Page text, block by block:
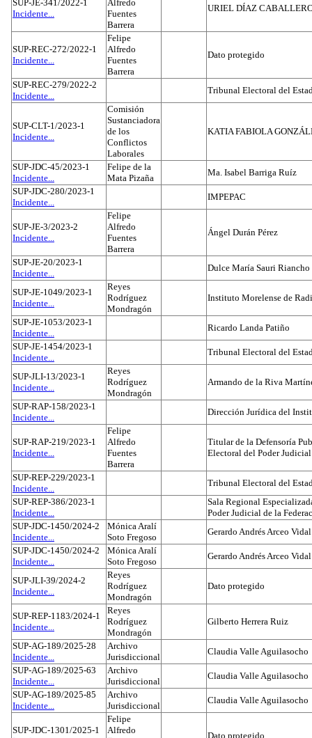
SUP-JE-341/2022-1
Incidente...
Alfredo
Fuentes
Barrera
URIEL DÍAZ
SUP-REC-272/2022-1
Incidente...
Felipe
Alfredo
Fuentes
Barrera
Dato protegido
SUP-REC-279/2022-2
Incidente...
Tribunal Electoral del
SUP-CLT-1/2023-1
Incidente...
Comisión
Sustanciadora
de los
Conflictos
Laborales
KATIA FABIOLA
SUP-JDC-45/2023-1
Incidente...
Felipe de la
Mata Pizaña
Ma. Isabel Barriga Ruíz
SUP-JDC-280/2023-1
Incidente...
IMPEPAC
SUP-JE-3/2023-2
Incidente...
Felipe
Alfredo
Fuentes
Barrera
Ángel Durán Pérez
SUP-JE-20/2023-1
Incidente...
Dulce María Sauri
SUP-JE-1049/2023-1
Incidente...
Reyes
Rodríguez
Mondragón
Instituto Morelense de
SUP-JE-1053/2023-1
Incidente...
Ricardo Landa Patiño
SUP-JE-1454/2023-1
Incidente...
Tribunal Electoral del
SUP-JLI-13/2023-1
Incidente...
Reyes
Rodríguez
Mondragón
Armando de la Riva
SUP-RAP-158/2023-1
Incidente...
Dirección Jurídica del
SUP-RAP-219/2023-1
Incidente...
Felipe
Alfredo
Fuentes
Barrera
Titular de la Defensoría
Electoral del Poder
SUP-REP-229/2023-1
Incidente...
Tribunal Electoral del
SUP-REP-386/2023-1
Incidente...
Sala Regional
Poder Judicial de la
SUP-JDC-1450/2024-2
Incidente...
Mónica Aralí
Soto Fregoso
Gerardo Andrés Arceo Vidal
SUP-JDC-1450/2024-2
Incidente...
Mónica Aralí
Soto Fregoso
Gerardo Andrés Arceo Vidal
SUP-JLI-39/2024-2
Incidente...
Reyes
Rodríguez
Mondragón
Dato protegido
SUP-REP-1183/2024-1
Incidente...
Reyes
Rodríguez
Mondragón
Gilberto Herrera Ruiz
SUP-AG-189/2025-28
Incidente...
Archivo
Jurisdiccional
Claudia Valle Aguilasocho
SUP-AG-189/2025-63
Incidente...
Archivo
Jurisdiccional
Claudia Valle Aguilasocho
SUP-AG-189/2025-85
Incidente...
Archivo
Jurisdiccional
Claudia Valle Aguilasocho
SUP-JDC-1301/2025-1
Felipe
Alfredo
Dato protegido